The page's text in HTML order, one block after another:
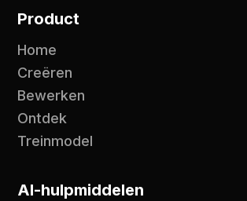
Product
Home
Creëren
Bewerken
Ontdek
Treinmodel
AI-hulpmiddelen